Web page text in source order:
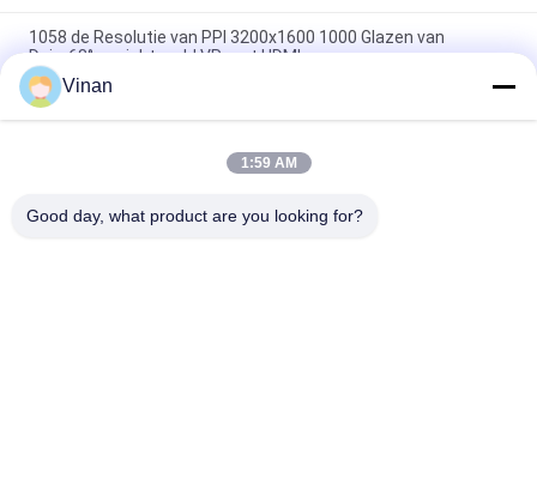
1058 de Resolutie van PPI 3200x1600 1000 Glazen van
Duim68° gezichtsveld VR met HDMI
VR de Hoofd Opgezette 3D Vertoningen van glazenimmersive
LCOS 1280*720
Regelbaar 1000 Duim68° gezichtsveld HDMI VR Head Mounted
Vinan
1:59 AM
Good day, what product are you looking for?